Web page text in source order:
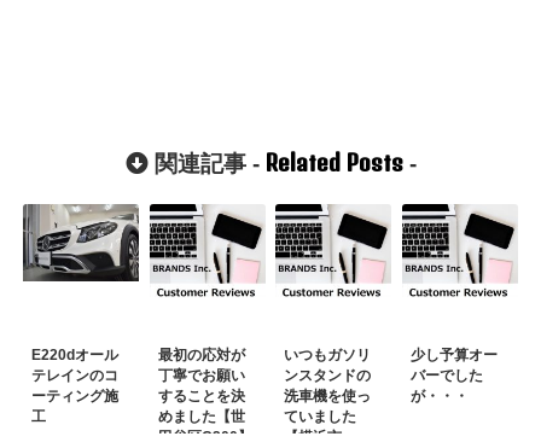
関連記事 - Related Posts-
E220dオール
テレインのコ
ーティング施
工
最初の応対が
丁寧でお願い
することを決
めました【世
田谷区C200】
いつもガソリ
ンスタンドの
洗車機を使っ
ていました
【横浜市
少し予算オー
バーでした
が・・・